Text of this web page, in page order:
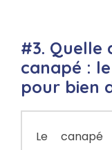
#3. Quelle
canapé :
pour bien
Le canapé